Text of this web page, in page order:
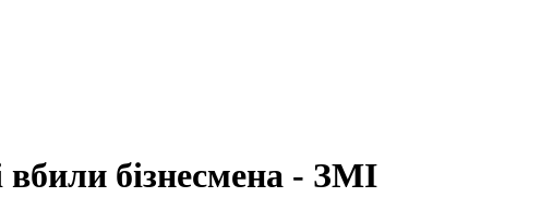
бізнесмена - ЗМІ